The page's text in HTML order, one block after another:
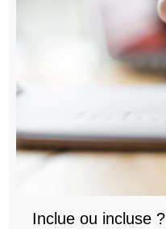
Inclue ou incluse ?